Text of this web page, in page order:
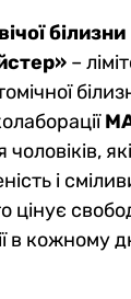
білизни
–
чоловіків,
і
цінує
в кожному